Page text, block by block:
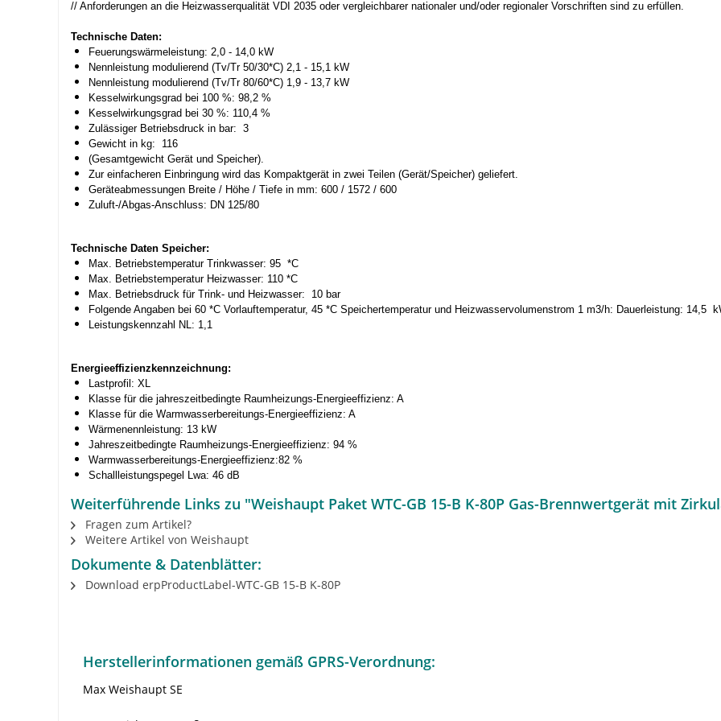
// Anforderungen an die Heizwasserqualität VDI 2035 oder vergleichbarer nationaler und/oder regionaler Vorschriften sind zu erfüllen.
Technische Daten:
Feuerungswärmeleistung: 2,0 - 14,0 kW
Nennleistung modulierend (Tv/Tr 50/30*C) 2,1 - 15,1 kW
Nennleistung modulierend (Tv/Tr 80/60*C) 1,9 - 13,7 kW
Kesselwirkungsgrad bei 100 %: 98,2 %
Kesselwirkungsgrad bei 30 %: 110,4 %
Zulässiger Betriebsdruck in bar: 3
Gewicht in kg: 116
(Gesamtgewicht Gerät und Speicher).
Zur einfacheren Einbringung wird das Kompaktgerät in zwei Teilen (Gerät/Speicher) geliefert.
Geräteabmessungen Breite / Höhe / Tiefe in mm: 600 / 1572 / 600
Zuluft-/Abgas-Anschluss: DN 125/80
Technische Daten Speicher:
Max. Betriebstemperatur Trinkwasser: 95 *C
Max. Betriebstemperatur Heizwasser: 110 *C
Max. Betriebsdruck für Trink- und Heizwasser: 10 bar
Folgende Angaben bei 60 *C Vorlauftemperatur, 45 *C Speichertemperatur und Heizwasservolumenstrom 1 m3/h: Dauerleistung: 14,5
Leistungskennzahl NL: 1,1
Energieeffizienzkennzeichnung:
Lastprofil: XL
Klasse für die jahreszeitbedingte Raumheizungs-Energieeffizienz: A
Klasse für die Warmwasserbereitungs-Energieeffizienz: A
Wärmenennleistung: 13 kW
Jahreszeitbedingte Raumheizungs-Energieeffizienz: 94 %
Warmwasserbereitungs-Energieeffizienz:82 %
Schallleistungspegel Lwa: 46 dB
Weiterführende Links zu "Weishaupt Paket WTC-GB 15-B K-80P Gas-Brennwertgerät mit
Fragen zum Artikel?
Weitere Artikel von Weishaupt
Dokumente & Datenblätter:
Download erpProductLabel-WTC-GB 15-B K-80P
Herstellerinformationen gemäß GPRS-Verordnung:
Max Weishaupt SE